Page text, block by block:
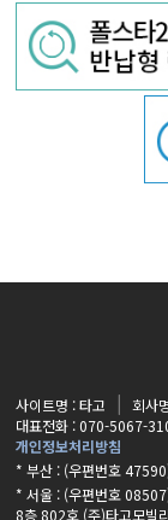
사이트명 : 타고 회사
대표전화 : 070-5067-
개인정보처리방침
* 부산 : (우편번호
* 서울 : (우편번호
8층 802호 (주)타고모빌